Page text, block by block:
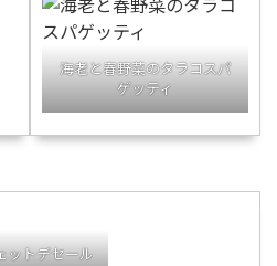
海老と春野菜のタラコスパ
ゲッティ
ットデセール